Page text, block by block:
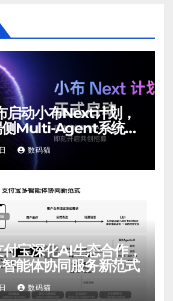
启动小布Next计划，
侧Multi-Agent系统内
数码猫
宝深化AI生态合作，
能体协同服务新范式
数码猫